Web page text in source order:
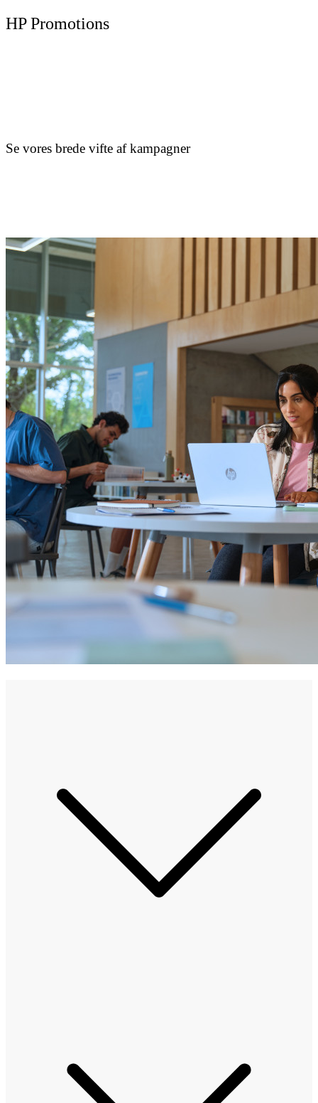
HP Promotions
Se vores brede vifte af kampagner